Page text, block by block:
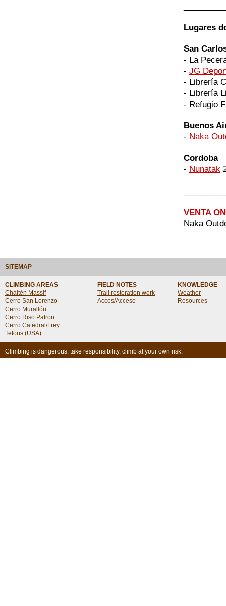
Lugares
San
- La
- JG
- Librería
- Librería
- Refugio
Buenos
- Naka
Cordoba
- Nunatak
VENTA
Naka
SITEMAP
CLIMBING AREAS
Chaltén Massif
Cerro San Lorenzo
Cerro Murallón
Cerro Riso Patron
Cerro Catedral/Frey
Tetons (USA)
FIELD NOTES
Trail restoration work
Acces/Acceso
KNOWLEDGE
Weather
Resources
Climbing is dangerous, take responsibility, climb at your own risk.